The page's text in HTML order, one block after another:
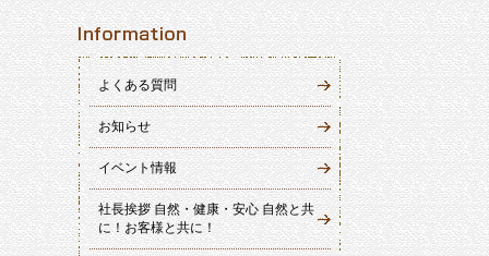
よくある質問
お知らせ
イベント情報
社長挨拶 自然・健康・安心 自然と共
に！お客様と共に！